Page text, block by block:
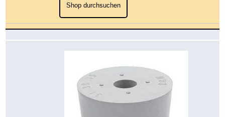
Shop durchsuchen